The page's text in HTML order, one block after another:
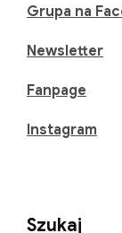
Grupa na
Newsletter
Fanpage
Instagram
Szukaj